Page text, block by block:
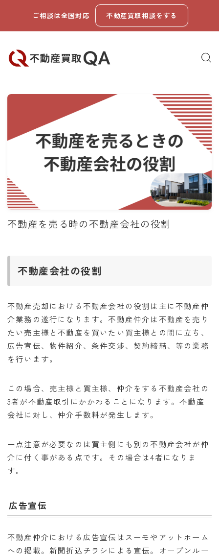
ご相談は全国対応 不動産買取相談をする
不動産を売る時の不動産会社の役割
不動産会社の役割
不動産売却における不動産会社の役割は主に不動産仲
介業務の遂行になります。不動産仲介は不動産を売り
たい売主様と不動産を買いたい買主様との間に立ち、
広告宣伝、物件紹介、条件交渉、契約締結、等の業務
を行います。
この場合、売主様と買主様、仲介をする不動産会社の
3者が不動産取引にかかわることになります。不動産
会社に対し、仲介手数料が発生します。
一点注意が必要なのは買主側にも別の不動産会社が仲
介に付く事がある点です。その場合は4者になりま
す。
広告宣伝
不動産仲介における広告宣伝はスーモやアットホーム
への掲載。新聞折込チラシによる宣伝。オープンルー